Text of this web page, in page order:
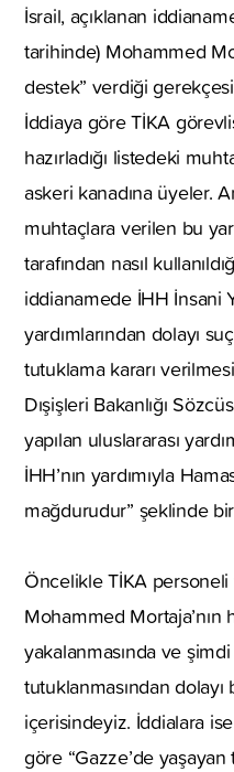
İsrail, açıklanan
tarihinde) Mohammed
destek” verdiği
İddiaya göre TİKA
hazırladığı listedeki
askeri kanadına üyeler.
muhtaçlara verilen bu
tarafından nasıl
iddianamede İHH İnsani
yardımlarından dolayı
tutuklama kararı
Dışişleri Bakanlığı
yapılan uluslararası
İHH’nın yardımıyla
mağdurudur” şeklinde bir
Öncelikle TİKA
Mohammed
yakalanmasında ve
tutuklanmasından
içerisindeyiz. İddialara
göre “Gazze’de